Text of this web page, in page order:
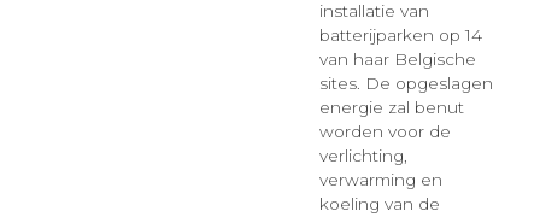
installatie van
batterijparken op 14
van haar Belgische
sites. De opgeslagen
energie zal benut
worden voor de
verlichting,
verwarming en
koeling van de